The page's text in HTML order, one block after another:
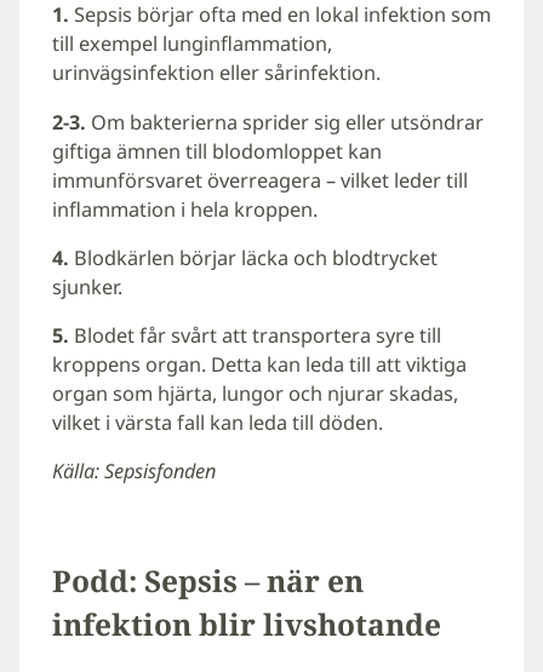
1. Sepsis börjar ofta med en lokal infektion som
till exempel lunginflammation,
urinvägsinfektion eller sårinfektion.
2-3. Om bakterierna sprider sig eller utsöndrar
giftiga ämnen till blodomloppet kan
immunförsvaret överreagera – vilket leder till
inflammation i hela kroppen.
4. Blodkärlen börjar läcka och blodtrycket
sjunker.
5. Blodet får svårt att transportera syre till
kroppens organ. Detta kan leda till att viktiga
organ som hjärta, lungor och njurar skadas,
vilket i värsta fall kan leda till döden.
Källa: Sepsisfonden
Podd: Sepsis – när en
infektion blir livshotande